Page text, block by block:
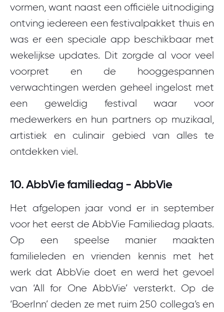
vormen, want naast een officiële uitnodiging
ontving iedereen een festivalpakket thuis en
was er een speciale app beschikbaar met
wekelijkse updates. Dit zorgde al voor veel
voorpret en de hooggespannen
verwachtingen werden geheel ingelost met
een geweldig festival waar voor
medewerkers en hun partners op muzikaal,
artistiek en culinair gebied van alles te
ontdekken viel.
10. AbbVie familiedag - AbbVie
Het afgelopen jaar vond er in september
voor het eerst de AbbVie Familiedag plaats.
Op een speelse manier maakten
familieleden en vrienden kennis met het
werk dat AbbVie doet en werd het gevoel
van ‘All for One AbbVie’ versterkt. Op de
‘BoerInn’ deden ze met ruim 250 collega’s en